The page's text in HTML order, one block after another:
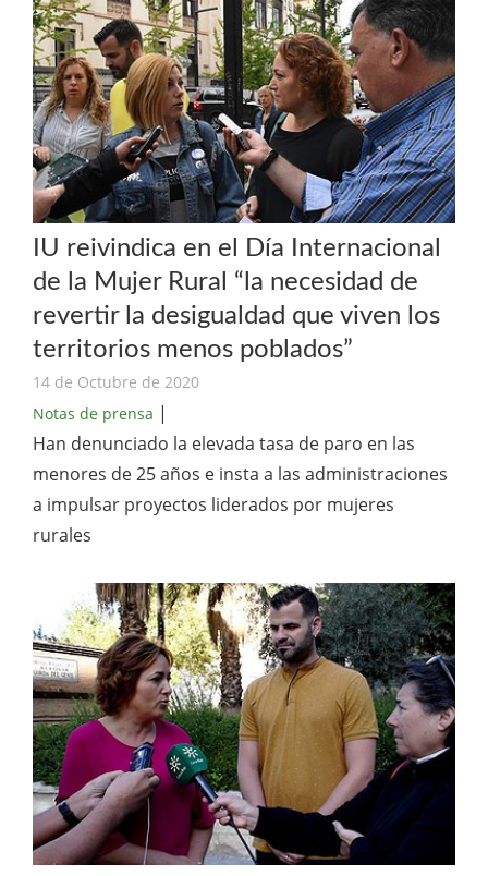
IU reivindica en el Día Internacional
de la Mujer Rural “la necesidad de
revertir la desigualdad que viven los
territorios menos poblados”
14 de Octubre de 2020
Notas de prensa |
Han denunciado la elevada tasa de paro en las
menores de 25 años e insta a las administraciones
a impulsar proyectos liderados por mujeres
rurales